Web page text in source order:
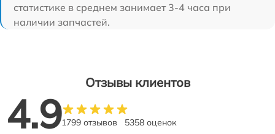
статистике в среднем занимает 3-4 часа при
наличии запчастей.
Отзывы клиентов
4.91799 отзывов 5358 оценок